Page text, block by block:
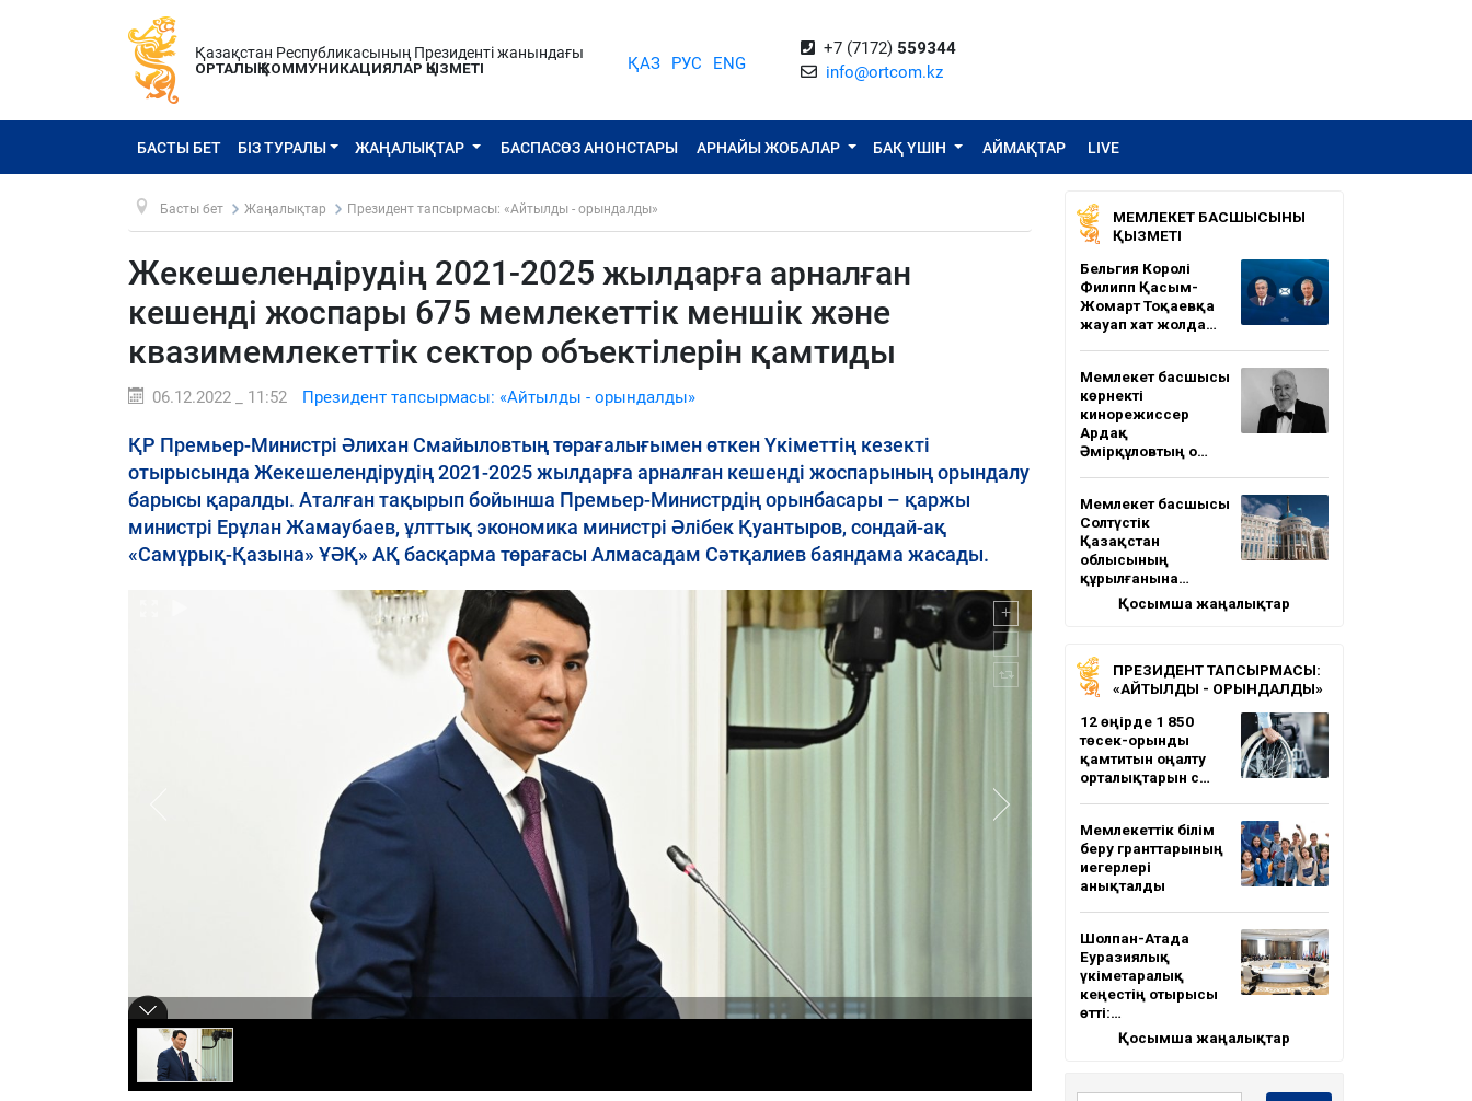
Қазақстан Республикасының Президенті жанындағы
ОРТАЛЫҚ КОММУНИКАЦИЯЛАР ҚЫЗМЕТІ
ҚАЗ РУС ENG
+7 (7172) 559344
info@ortcom.kz
БАСТЫ БЕТ БІЗ ТУРАЛЫ ЖАҢАЛЫҚТАР БАСПАСӨЗ АНОНСТАРЫ АРНАЙЫ ЖОБАЛАР БАҚ ҮШІН АЙМАҚТАР LIVE
Басты бет Жаңалықтар Президент тапсырмасы: «Айтылды - орындалды»
Жекешелендірудің 2021-2025 жылдарға арналған
кешенді жоспары 675 мемлекеттік меншік және
квазимемлекеттік сектор объектілерін қамтиды
06.12.2022 _ 11:52 Президент тапсырмасы: «Айтылды - орындалды»
ҚР Премьер-Министрі Әлихан Смайыловтың төрағалығымен өткен Үкіметтің кезекті
отырысында Жекешелендірудің 2021-2025 жылдарға арналған кешенді жоспарының орындалу
барысы қаралды. Аталған тақырып бойынша Премьер-Министрдің орынбасары – қаржы
министрі Ерұлан Жамаубаев, ұлттық экономика министрі Әлібек Қуантыров, сондай-ақ
«Самұрық-Қазына» ҰӘҚ» АҚ басқарма төрағасы Алмасадам Сәтқалиев баяндама жасады.
МЕМЛЕКЕТ БАСШЫСЫНЫҢ
ҚЫЗМЕТІ
Бельгия Королі
Филипп Қасым-
Жомарт Тоқаевқа
жауап хат жолда…
Мемлекет басшысы
көрнекті
кинорежиссер
Ардақ
Әмірқұловтың о…
Мемлекет басшысы
Солтүстік
Қазақстан
облысының
құрылғанына…
Қосымша жаңалықтар
ПРЕЗИДЕНТ ТАПСЫРМАСЫ:
«АЙТЫЛДЫ - ОРЫНДАЛДЫ»
12 өңірде 1 850
төсек-орынды
қамтитын оңалту
орталықтарын с…
Мемлекеттік білім
беру гранттарының
иегерлері
анықталды
Шолпан-Атада
Еуразиялық
үкіметаралық
кеңестің отырысы
өтті:…
Қосымша жаңалықтар